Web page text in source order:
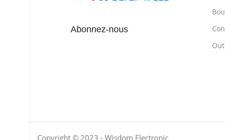
Abonnez-nous
Copyright © 2023 - Wisdom Electronic